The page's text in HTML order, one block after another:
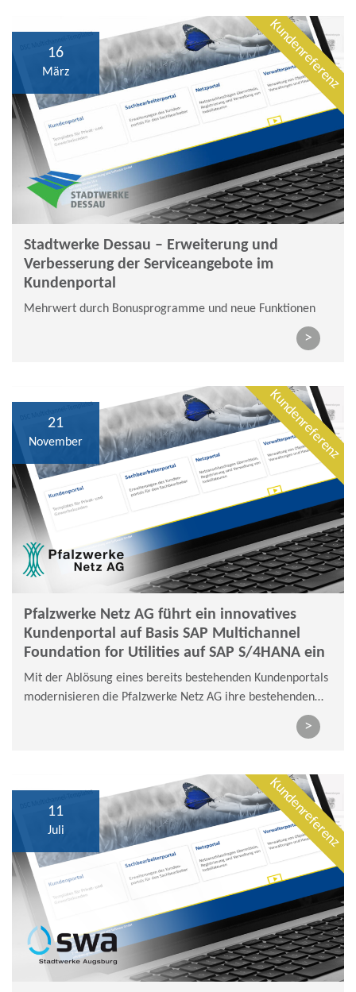
Kundenreferenz
16
März
Stadtwerke Dessau – Erweiterung und
Verbesserung der Serviceangebote im
Kundenportal
Mehrwert durch Bonusprogramme und neue Funktionen
>
Kundenreferenz
21
November
Pfalzwerke Netz AG führt ein innovatives
Kundenportal auf Basis SAP Multichannel
Foundation for Utilities auf SAP S/4HANA ein
Mit der Ablösung eines bereits bestehenden Kundenportals
modernisieren die Pfalzwerke Netz AG ihre bestehenden
>
Kundenreferenz
11
Juli